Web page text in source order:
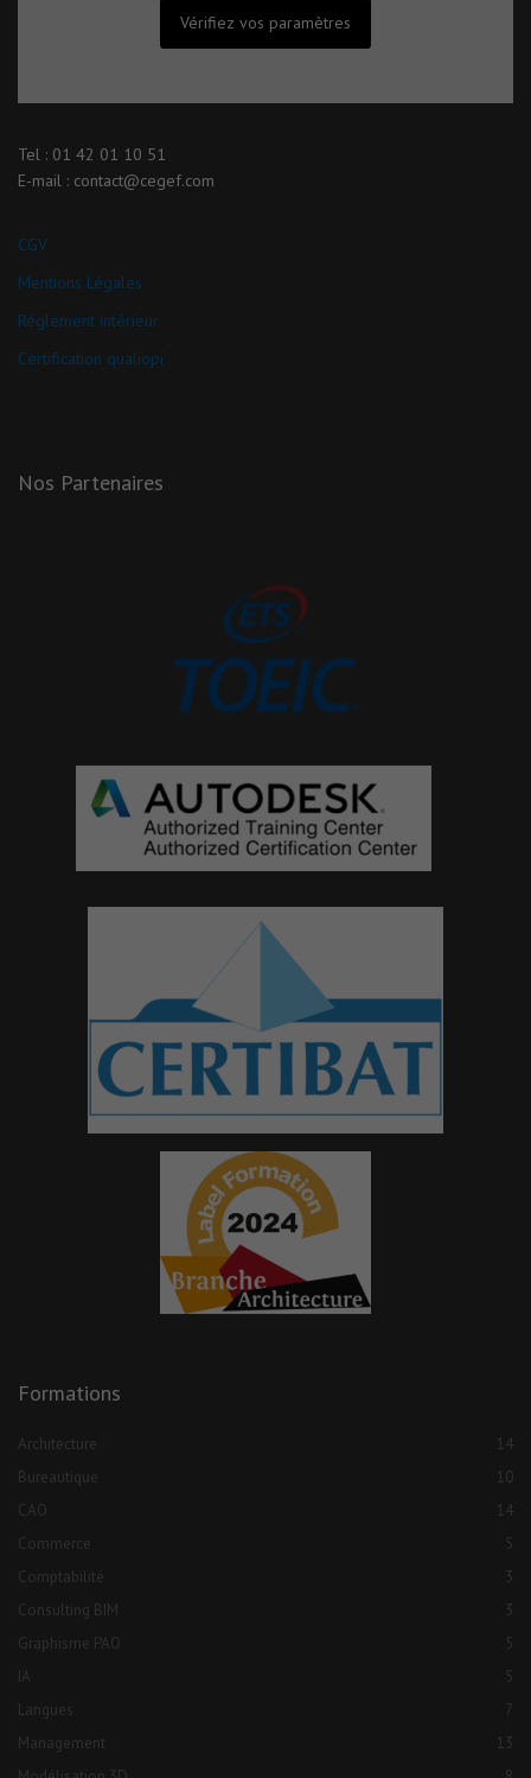
Vérifiez vos paramètres
Tel : 01 42 01 10 51
E-mail : contact@cegef.com
CGV
Mentions Légales
Réglement intérieur
Certification qualiopi
Nos Partenaires
Formations
Architecture
14
Bureautique
10
CAO
14
Commerce
5
Comptabilité
3
Consulting BIM
3
Graphisme PAO
5
IA
5
Langues
7
Management
13